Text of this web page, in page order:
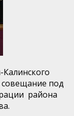
под
района